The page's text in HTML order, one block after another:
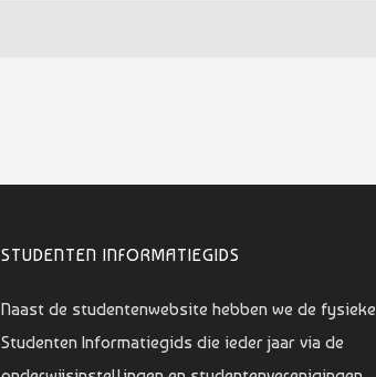
STUDENTEN INFORMATIEGIDS
Naast de studentenwebsite hebben we de fysieke
Studenten Informatiegids die ieder jaar via de